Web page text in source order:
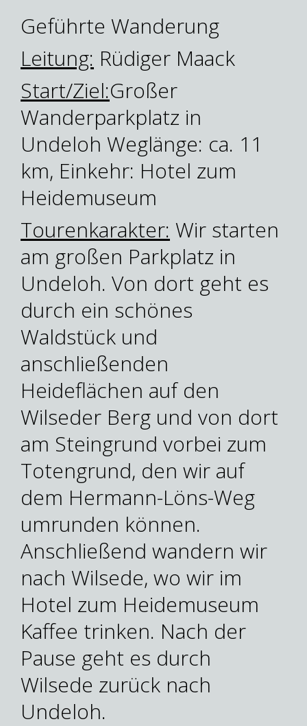
Geführte Wanderung
Leitung: Rüdiger Maack
Start/Ziel:Großer
Wanderparkplatz in
Undeloh Weglänge: ca. 11
km, Einkehr: Hotel zum
Heidemuseum
Tourenkarakter: Wir starten
am großen Parkplatz in
Undeloh. Von dort geht es
durch ein schönes
Waldstück und
anschließenden
Heideflächen auf den
Wilseder Berg und von dort
am Steingrund vorbei zum
Totengrund, den wir auf
dem Hermann-Löns-Weg
umrunden können.
Anschließend wandern wir
nach Wilsede, wo wir im
Hotel zum Heidemuseum
Kaffee trinken. Nach der
Pause geht es durch
Wilsede zurück nach
Undeloh.